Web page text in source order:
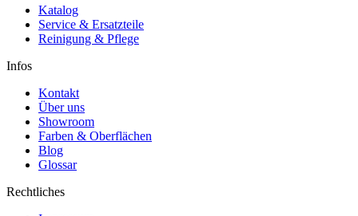
Katalog
Service & Ersatzteile
Reinigung & Pflege
Infos
Kontakt
Über uns
Showroom
Farben & Oberflächen
Blog
Glossar
Rechtliches